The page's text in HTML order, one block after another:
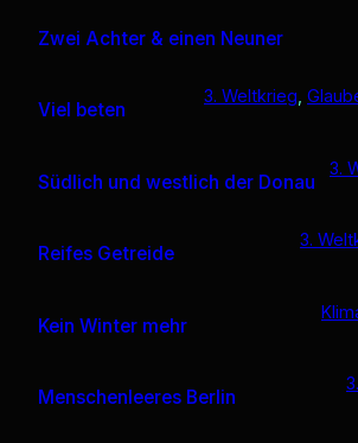
Zwei Achter & einen Neuner
Viel beten
3. Weltkrieg
Südlich und westlich der Donau
3.
Reifes Getreide
3.
Kein Winter mehr
Menschenleeres Berlin